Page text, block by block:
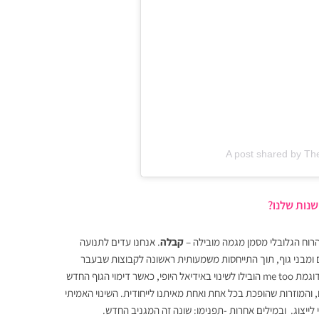
A post shared by
שלנו?
הגלובלי מסמן מגמה מובילה –קבלה. אנחנו עדים לתנועה
ומבני גוף, תוך התייחסות משמעותית ראשונה לקבוצות שבעבר
נזנחו והופקרו, כגון נכים, טרנסג׳נדים, נשים מלאות וכדומה. מחאות חברתיות דוגמת me too הובילו לשינוי באידיאל היופי, כאשר דימוי הגוף החדש
שהופכת בכל אחת ואחת מאיתנו לייחודית. השינוי האמיתי
ובמילים אחרות -תפנימו: שונה זה המגניב החדש.